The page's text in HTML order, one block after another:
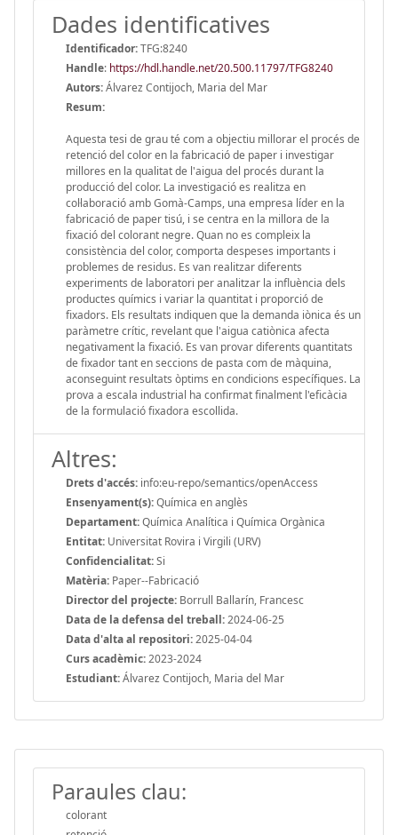
Dades identificatives
Identificador:TFG:8240
Handle: https://hdl.handle.net/20.500.11797/TFG8240
Autors:Álvarez Contijoch, Maria del Mar
Resum:
Aquesta tesi de grau té com a objectiu millorar el procés de
retenció del color en la fabricació de paper i investigar
millores en la qualitat de l'aigua del procés durant la
producció del color. La investigació es realitza en
col·laboració amb Gomà-Camps, una empresa líder en la
fabricació de paper tisú, i se centra en la millora de la
fixació del colorant negre. Quan no es compleix la
consistència del color, comporta despeses importants i
problemes de residus. Es van realitzar diferents
experiments de laboratori per analitzar la influència dels
productes químics i variar la quantitat i proporció de
fixadors. Els resultats indiquen que la demanda iònica és un
paràmetre crític, revelant que l'aigua catiònica afecta
negativament la fixació. Es van provar diferents quantitats
de fixador tant en seccions de pasta com de màquina,
aconseguint resultats òptims en condicions específiques. La
prova a escala industrial ha confirmat finalment l'eficàcia
de la formulació fixadora escollida.
Altres:
Drets d'accés: info:eu-repo/semantics/openAccess
Ensenyament(s):Química en anglès
Departament:Química Analítica i Química Orgànica
Entitat: Universitat Rovira i Virgili (URV)
Confidencialitat:Si
Matèria: Paper--Fabricació
Director del projecte: Borrull Ballarín, Francesc
Data de la defensa del treball:2024-06-25
Data d'alta al repositori:2025-04-04
Curs acadèmic:2023-2024
Estudiant:Álvarez Contijoch, Maria del Mar
Paraules clau:
colorant